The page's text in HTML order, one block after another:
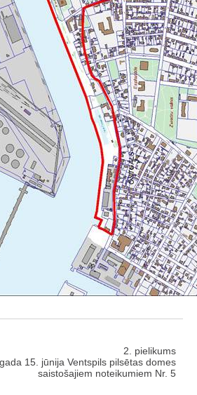
2. pielikums
15. jūnija Ventspils pilsētas domes
saistošajiem noteikumiem Nr. 5